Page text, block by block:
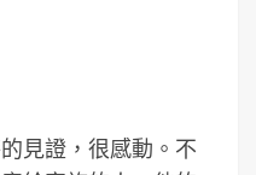
見證，很感動。不